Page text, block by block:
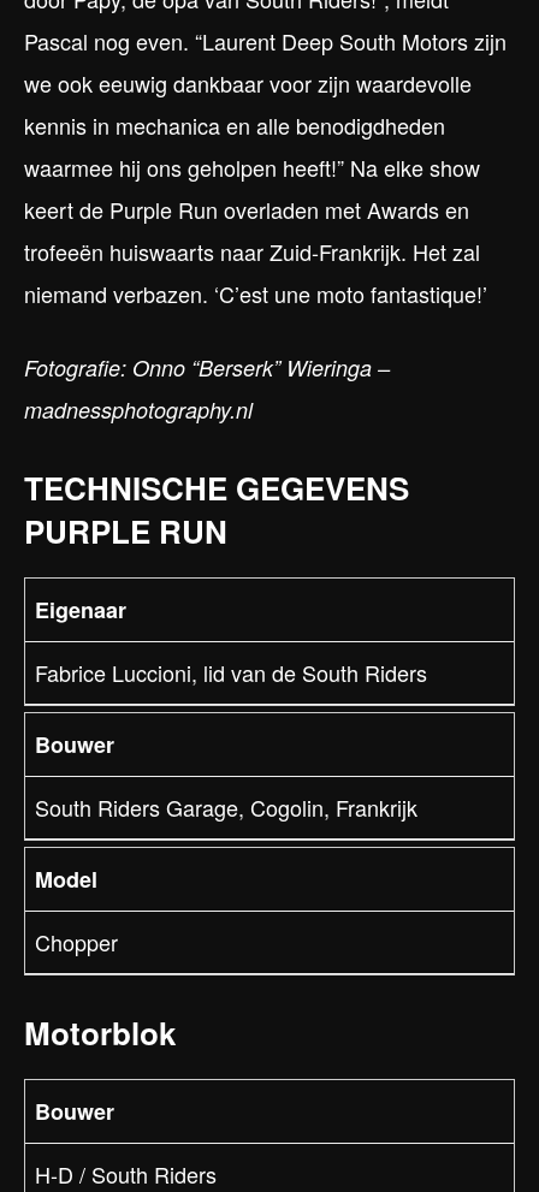
Pascal nog even. “Laurent Deep South Motors zijn
we ook eeuwig dankbaar voor zijn waardevolle
kennis in mechanica en alle benodigdheden
waarmee hij ons geholpen heeft!” Na elke show
keert de Purple Run overladen met Awards en
trofeeën huiswaarts naar Zuid-Frankrijk. Het zal
niemand verbazen. ‘C’est une moto fantastique!’
Fotografie: Onno “Berserk” Wieringa –
madnessphotography.nl
TECHNISCHE GEGEVENS
PURPLE RUN
Eigenaar
Fabrice Luccioni, lid van de South Riders
Bouwer
South Riders Garage, Cogolin, Frankrijk
Model
Chopper
Motorblok
Bouwer
H-D / South Riders